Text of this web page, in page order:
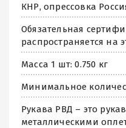
КНР, опрессовка
Обязательная
распространяется на
Масса 1 шт: 0.750 кг
Минимальное
Рукава РВД – это
металлическими